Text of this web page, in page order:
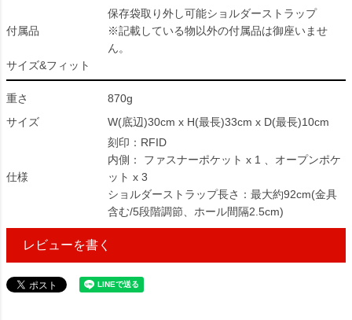
付属品
保存袋取り外し可能ショルダーストラップ
※記載している物以外の付属品は御座いませ
ん。
サイズ&フィット
重さ
870g
サイズ
W(底辺)30cm x H(最長)33cm x D(最長)10cm
仕様
刻印：RFID
内側： ファスナーポケット x 1 、オープンポケ
ット x 3
ショルダーストラップ長さ：最大約92cm(金具
含む/5段階調節、ホール間隔2.5cm)
レビューを書く